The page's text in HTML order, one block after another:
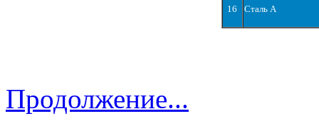
16 Сталь А
Продолжение...